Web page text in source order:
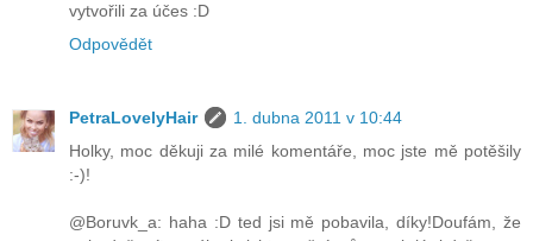
vytvořili za účes :D
Odpovědět
PetraLovelyHair
1. dubna 2011 v 10:44
Holky, moc děkuji za milé komentáře, moc jste mě potěšily
:-)!
@Boruvk_a: haha :D ted jsi mě pobavila, díky!Doufám, že